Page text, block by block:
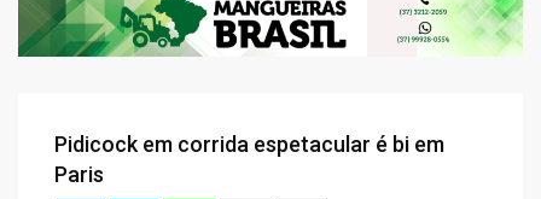
Pidicock em corrida espetacular é bi em
Paris